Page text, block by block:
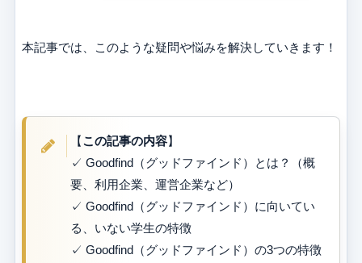
本記事では、このような疑問や悩みを解決していきます！
【この記事の内容】
✓ Goodfind（グッドファインド）とは？（概
要、利用企業、運営企業など）
✓ Goodfind（グッドファインド）に向いてい
る、いない学生の特徴
✓ Goodfind（グッドファインド）の3つの特徴